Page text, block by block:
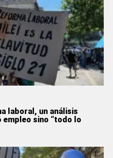
laboral, un análisis
empleo sino “todo lo